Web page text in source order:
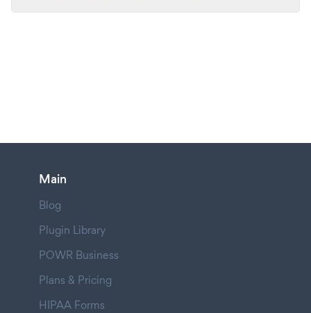
Main
Blog
Plugin Library
POWR Business
Plans & Pricing
HIPAA Forms